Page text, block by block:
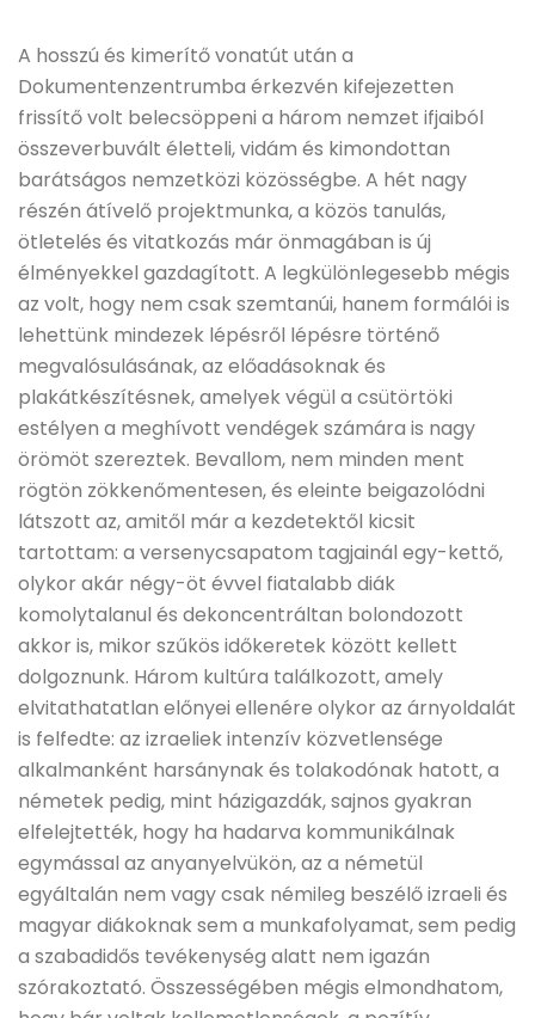
A hosszú és kimerítő vonatút után a
Dokumentenzentrumba érkezvén kifejezetten
frissítő volt belecsöppeni a három nemzet ifjaiból
összeverbuvált életteli, vidám és kimondottan
barátságos nemzetközi közösségbe. A hét nagy
részén átívelő projektmunka, a közös tanulás,
ötletelés és vitatkozás már önmagában is új
élményekkel gazdagított. A legkülönlegesebb mégis
az volt, hogy nem csak szemtanúi, hanem formálói is
lehettünk mindezek lépésről lépésre történő
megvalósulásának, az előadásoknak és
plakátkészítésnek, amelyek végül a csütörtöki
estélyen a meghívott vendégek számára is nagy
örömöt szereztek. Bevallom, nem minden ment
rögtön zökkenőmentesen, és eleinte beigazolódni
látszott az, amitől már a kezdetektől kicsit
tartottam: a versenycsapatom tagjainál egy-kettő,
olykor akár négy-öt évvel fiatalabb diák
komolytalanul és dekoncentráltan bolondozott
akkor is, mikor szűkös időkeretek között kellett
dolgoznunk. Három kultúra találkozott, amely
elvitathatatlan előnyei ellenére olykor az árnyoldalát
is felfedte: az izraeliek intenzív közvetlensége
alkalmanként harsánynak és tolakodónak hatott, a
németek pedig, mint házigazdák, sajnos gyakran
elfelejtették, hogy ha hadarva kommunikálnak
egymással az anyanyelvükön, az a németül
egyáltalán nem vagy csak némileg beszélő izraeli és
magyar diákoknak sem a munkafolyamat, sem pedig
a szabadidős tevékenység alatt nem igazán
szórakoztató. Összességében mégis elmondhatom,